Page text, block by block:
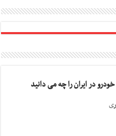
در ایران را چه می دانید